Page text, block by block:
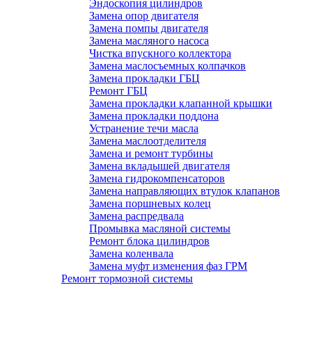
Эндоскопия цилиндров
Замена опор двигателя
Замена помпы двигателя
Замена масляного насоса
Чистка впускного коллектора
Замена маслосъемных колпачков
Замена прокладки ГБЦ
Ремонт ГБЦ
Замена прокладки клапанной крышки
Замена прокладки поддона
Устранение течи масла
Замена маслоотделителя
Замена и ремонт турбины
Замена вкладышей двигателя
Замена гидрокомпенсаторов
Замена направляющих втулок клапанов
Замена поршневых колец
Замена распредвала
Промывка масляной системы
Ремонт блока цилиндров
Замена коленвала
Замена муфт изменения фаз ГРМ
Ремонт тормозной системы